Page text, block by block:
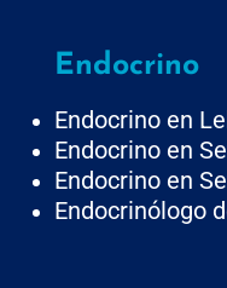
Endocrino
Endocrino en
Endocrino en
Endocrino en
Endocrinólogo